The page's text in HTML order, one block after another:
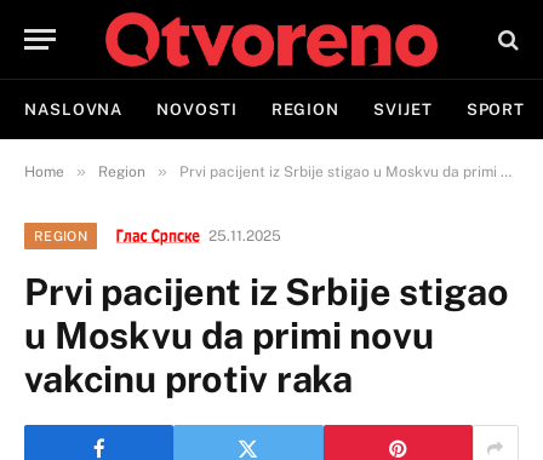
NASLOVNA NOVOSTI REGION SVIJET SPORT
Home » Region » Prvi pacijent iz Srbije stigao u Moskvu da primi novu vakcinu protiv raka
REGION 25.11.2025
Prvi pacijent iz Srbije stigao
u Moskvu da primi novu
vakcinu protiv raka